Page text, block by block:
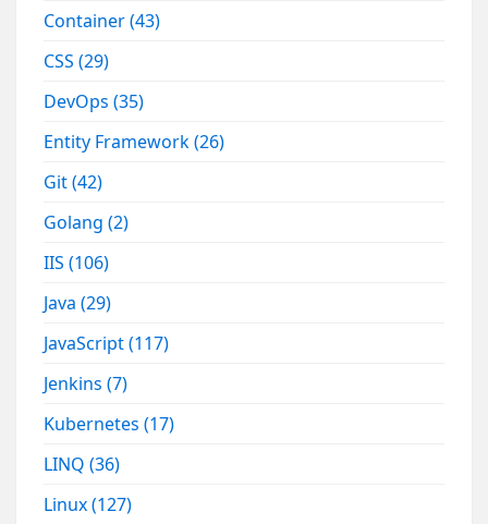
Container(43)
CSS(29)
DevOps(35)
Entity Framework(26)
Git(42)
Golang(2)
IIS(106)
Java(29)
JavaScript(117)
Jenkins(7)
Kubernetes(17)
LINQ(36)
Linux(127)